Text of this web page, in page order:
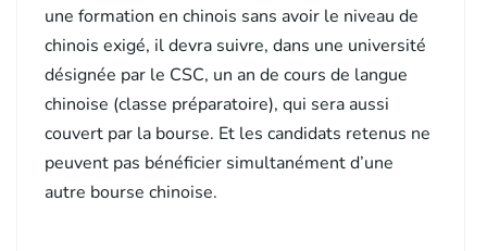
une formation en chinois sans avoir le niveau de
chinois exigé, il devra suivre, dans une université
désignée par le CSC, un an de cours de langue
chinoise (classe préparatoire), qui sera aussi
couvert par la bourse. Et les candidats retenus ne
peuvent pas bénéficier simultanément d’une
autre bourse chinoise.